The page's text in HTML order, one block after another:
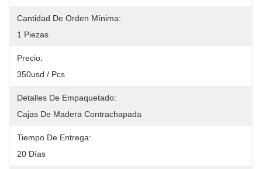
Cantidad De Orden Mínima:
1 Piezas
Precio:
350usd / Pcs
Detalles De Empaquetado:
Cajas De Madera Contrachapada
Tiempo De Entrega:
20 Días